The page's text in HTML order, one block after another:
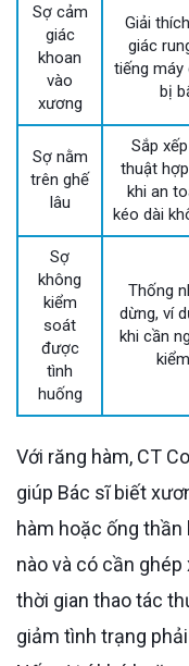
Sợ cảm
giác
khoan
vào
xương
Giải
giác
tiếng máy
bị
Sợ nằm
trên ghế
lâu
Sắp
thuật
khi an
kéo dài
Sợ
không
kiểm
soát
được
tình
huống
Thống
dừng, ví
khi cần
Với răng hàm, CT Cone Beam 3D trước phẫu thuật
giúp Bác sĩ biết
hàm hoặc ống thần
nào và có cần
thời gian thao tác
giảm tình trạng